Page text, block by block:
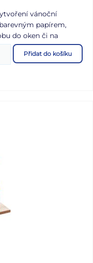
vánoční
papírem,
do oken či na
- 6 ks vloček
závěsem. Uvedená
Přidat do košíku